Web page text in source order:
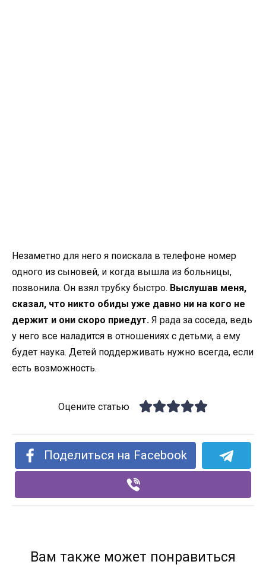
Незаметно для него я поискала в телефоне номер
одного из сыновей, и когда вышла из больницы,
позвонила. Он взял трубку быстро. Выслушав меня,
сказал, что никто обиды уже давно ни на кого не
держит и они скоро приедут. Я рада за соседа, ведь
у него все наладится в отношениях с детьми, а ему
будет наука. Детей поддерживать нужно всегда, если
есть возможность.
Оцените статью
Поделиться на Facebook
Вам также может понравиться